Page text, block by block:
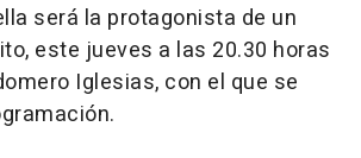
será la protagonista de un
este jueves a las 20.30 horas
Iglesias, con el que se